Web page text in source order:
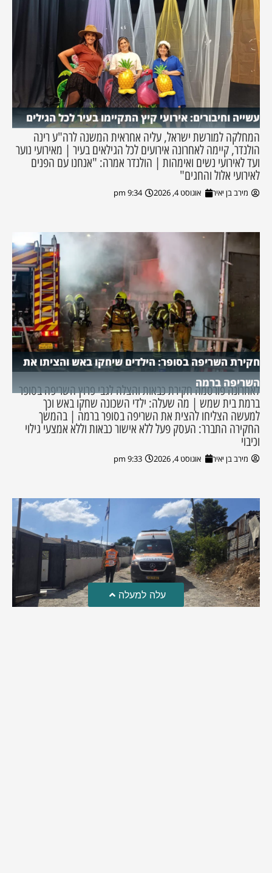
עשייה וחיבורים: אירועי קיץ התקיימו בעיר לכל הגילים
המחלקה למורשת ישראל, עליה אחראית המשנה לרה"ע רינה
הולנדר, קיימה לאחרונה אירועים לכל הגילאים בעיר | מאירועי נוער
ועד לאירועי נשים ואימהות | הולנדר אמרה: "אנחנו עם הפנים
לאירועי אלול והחגים"
מירב בן יאיר אוגוסט 4, 2026 9:34 pm
חקירת השריפה בסופר: הילדים שיחקו באש והציתו את
השריפה ברמה
לאחרונה פורסמה חקירת כבאות והצלה לגבי פרוץ השריפה בסופר
ברמת בית שמש | מה שעלה: ילדי השכונה שחקו באש וכך
למעשה הצליחו להצית את השריפה בסופר ברמה | בהמשך
החקירה התברר: העסק פעל ללא אישור כבאות וללא אמצעי גילוי
וכיבוי
מירב בן יאיר אוגוסט 4, 2026 9:33 pm
עלה למעלה